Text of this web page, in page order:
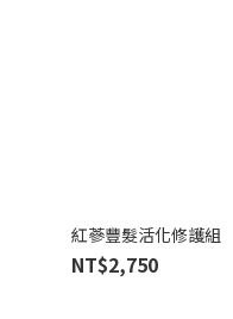
紅蔘豐髮活化修護組
NT$2,750